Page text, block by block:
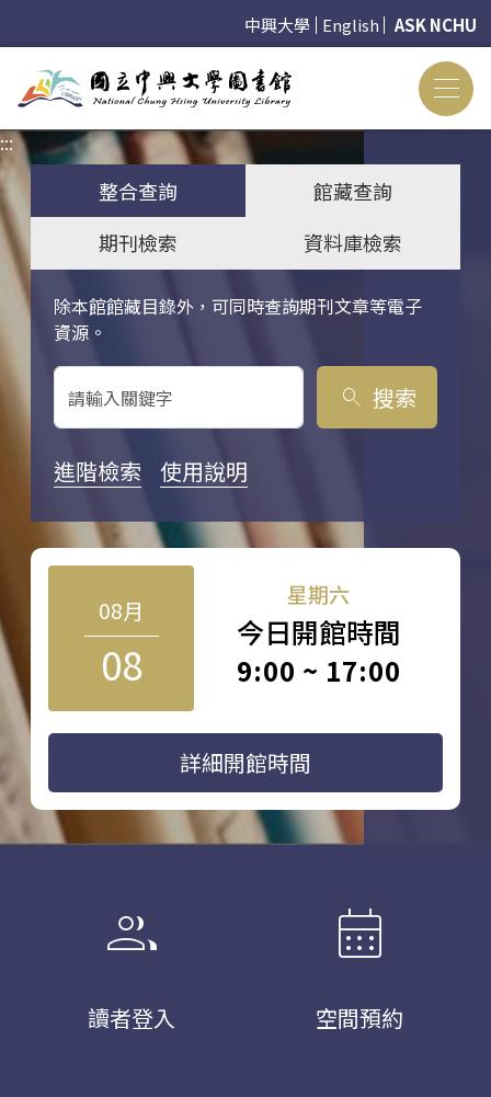
中興大學 English ASK NCHU
:::
整合查詢
館藏查詢
期刊檢索
資料庫檢索
除本館館藏目錄外，可同時查詢期刊文章等電子
資源。
關鍵字搜尋
search 搜索
進階檢索 使用說明
08月
08
星期六
今日開館時間
9:00 ~ 17:00
詳細開館時間
group
讀者登入
calendar_month
空間預約